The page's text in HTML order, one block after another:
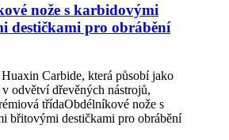
nože s karbidovými
destičkami pro obrábění
Huaxin Carbide, která působí jako
odvětví dřevěných nástrojů,
třídaObdélníkové nože s
břitovými destičkami pro obrábění